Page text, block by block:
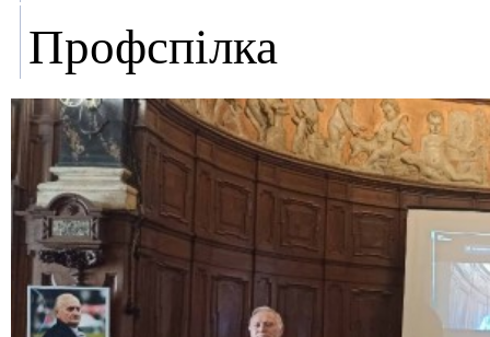
Профспілка